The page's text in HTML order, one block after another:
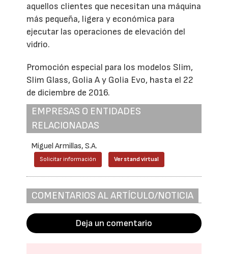
aquellos clientes que necesitan una máquina
más pequeña, ligera y económica para
ejecutar las operaciones de elevación del
vidrio.
Promoción especial para los modelos Slim,
Slim Glass, Golia A y Golia Evo, hasta el 22
de diciembre de 2016.
EMPRESAS O ENTIDADES
RELACIONADAS
Miguel Armillas, S.A.
Solicitar información Ver stand virtual
COMENTARIOS AL ARTÍCULO/NOTICIA
Deja un comentario